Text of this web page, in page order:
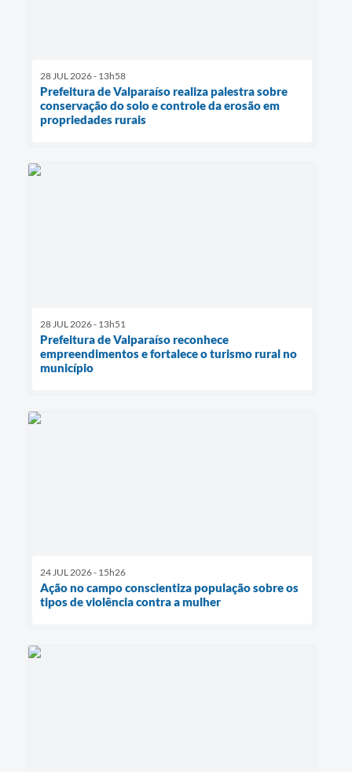
28 JUL 2026 - 13h58
Prefeitura de Valparaíso realiza palestra sobre
conservação do solo e controle da erosão em
propriedades rurais
28 JUL 2026 - 13h51
Prefeitura de Valparaíso reconhece
empreendimentos e fortalece o turismo rural no
município
24 JUL 2026 - 15h26
Ação no campo conscientiza população sobre os
tipos de violência contra a mulher